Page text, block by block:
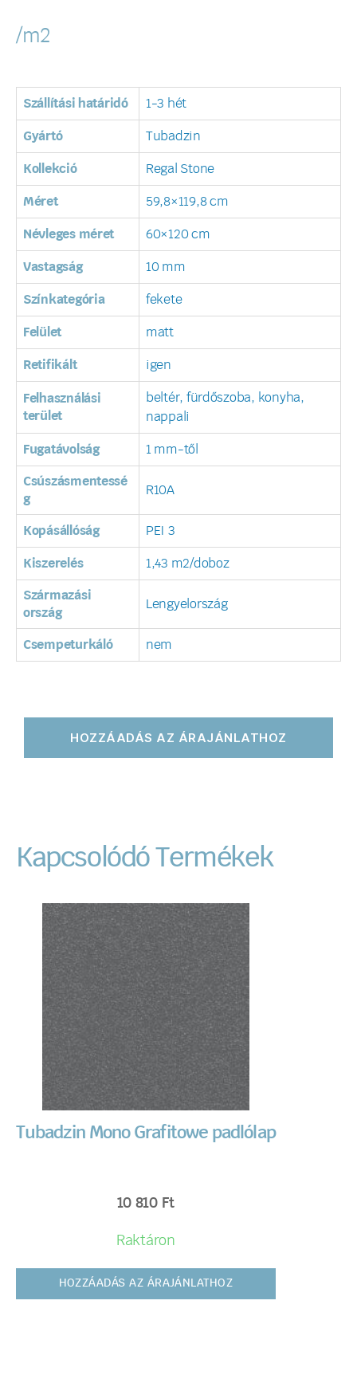
/m2
Szállítási határidó 1-3 hét
Gyártó Tubadzin
Kollekció Regal Stone
Méret 59,8×119,8 cm
Névleges méret 60×120 cm
Vastagság 10 mm
Színkategória fekete
Felület matt
Retifikált igen
Felhasználási
terület
beltér, fürdőszoba, konyha,
nappali
Fugatávolság 1 mm-től
Csúszásmentessé
g
R10A
Kopásállóság PEI 3
Kiszerelés 1,43 m2/doboz
Származási
ország
Lengyelország
Csempeturkáló nem
HOZZÁADÁS AZ ÁRAJÁNLATHOZ
Kapcsolódó Termékek
Tubadzin Mono Grafitowe padlólap
10 810 Ft
Raktáron
HOZZÁADÁS AZ ÁRAJÁNLATHOZ